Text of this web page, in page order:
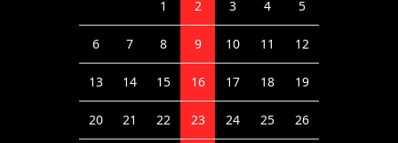
1 2 3 4 5
6 7 8 9 10 11 12
13 14 15 16 17 18 19
20 21 22 23 24 25 26